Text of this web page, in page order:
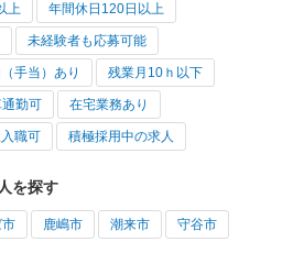
上 年間休日120日以上
未経験者も応募可能
手当）あり 残業月10ｈ以下
勤可 在宅業務あり
職可 積極採用中の求人
を探す
鹿嶋市 潮来市 守谷市